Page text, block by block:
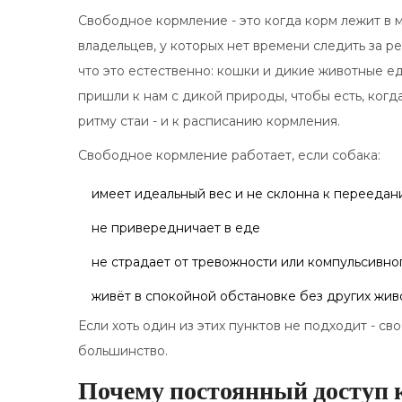
Свободное кормление - это когда корм лежит в
владельцев, у которых нет времени следить за
что это естественно: кошки и дикие животные
пришли к нам с дикой природы, чтобы есть,
ритму стаи - и к расписанию кормления.
Свободное кормление работает, если собака:
имеет идеальный вес и не склонна к
не привередничает в еде
не страдает от тревожности или
живёт в спокойной обстановке без других
Если хоть один из этих пунктов не подходит -
большинство.
Почему постоянный доступ